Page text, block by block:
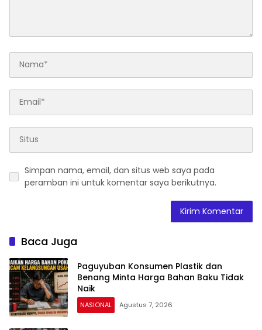
Simpan nama, email, dan situs web saya pada
peramban ini untuk komentar saya berikutnya.
Baca Juga
Paguyuban Konsumen Plastik dan
Benang Minta Harga Bahan Baku Tidak
Naik
NASIONAL Agustus 7, 2026